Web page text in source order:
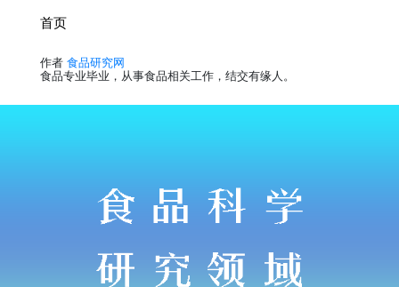
首页
作者 食品研究网
食品专业毕业，从事食品相关工作，结交有缘人。